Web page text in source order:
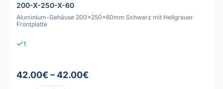
200-X-250-X-60
Aluminium-Gehäuse 200x250x60mm Schwarz mit Hellgrauer
Frontplatte
1
42.00€ – 42.00€